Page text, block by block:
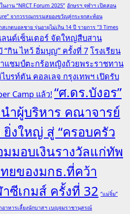
งาน “NRCT Forum 2025” อักษรฯ จุฬาฯ เปิดสอน
จากวรรณกรรมสยองขวัญสู่กระจกสะท้อน
เกตบอลชาย รุ่นอายุไม่เกิน 14 ปี รายการ "3 Times
นด์เซ็นเตอร์ จัดใหญ่สืบสาน
“กิน ไหว้ อิ่มบุญ” ครั้งที่ 7โรงเรียน
แชมป์ตะกร้อหญิงถ้วยพระราชทาน
บรท์ตัน คอลเลจ กรุงเทพฯ เปิดรับ
Camp แล้ว!“ศ.ดร.บังอร”
ำผู้บริหาร คณาจารย์
งใหญ่ สู่ “ครอบครัว
มมอบเงินรางวัลแก่ทัพ
ยของมกธ.ที่คว้า
ซีเกมส์ ครั้งที่ 32 “แม่จิ๋ม”
าหารเลี้ยงนักบาสฯ เบญจมราชานุสรณ์